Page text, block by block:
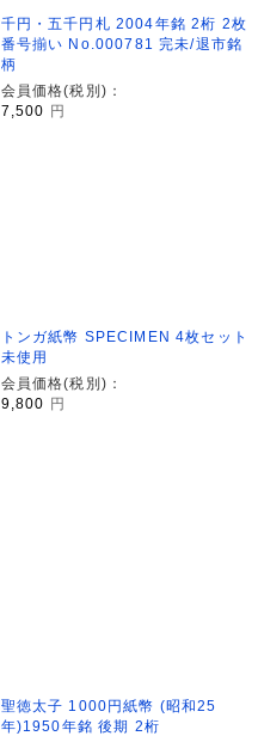
千円・五千円札 2004年銘 2桁 2枚
番号揃い No.000781 完未/退市銘
柄
会員価格(税別)：
7,500 円
トンガ紙幣 SPECIMEN 4枚セット
未使用
会員価格(税別)：
9,800 円
聖徳太子 1000円紙幣 (昭和25
年)1950年銘 後期 2桁